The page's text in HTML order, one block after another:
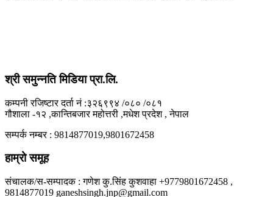
श्री समुन्नति मिडिया प्रा.लि.
कम्पनी रजिष्टार दर्ता नं :३२६९९४ /०८० /०८१
गौशाला -१२ ,कान्तिबजार महोत्तरी ,मधेश प्रदेश , नेपाल
सम्पर्क नम्बर : 9814877019,9801672458
हाम्रो समूह
संचालक/स-सम्पादक : गणेश कु.सिंह कुशवाहा +9779801672458 ,
9814877019 ganeshsingh.jnp@gmail.com